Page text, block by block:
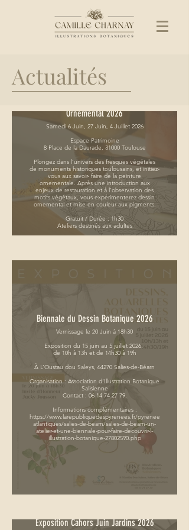
Actualités
Ornemental 2026
Samedi 6 Juin, 27 Juin, 4 Juillet 2026
Espace Patrimoine
8 Place de la Daurade, 31000 Toulouse
Plongez dans l’univers des fresques végétales
de monuments historiques toulousains, et initiez-
vous aux savoir- faire de la peinture
ornementale. Après une introduction aux
enjeux de restauration et à l’observation des
motifs végétaux, vous expérimenterez dessin
ornemental et mise en couleur aux pigments.
Gratuit / Durée : 1h30
Ateliers destinés aux adultes
Biennale du Dessin Botanique 2026
Vernissage le 20 Juin à 18h30
Exposition du 15 juin au 5 juillet 2026,
de 10h à 13h et de 14h30 à 19h
À L’Oustau dou Saleys, 64270 Salies-de-Béarn
Organisation : Association d’Illustration Botanique
Salisienne
Contact : 06 14 74 27 79.
Informations complémentaires :
https://www.larepubliquedespyrenees.fr/pyrenees-
atlantiques/salies-de-bearn/salies-de-bearn-un-
atelier-et-une-biennale-pour-faire-decouvrir-l-
illustration-botanique-27802590.php
Exposition Cahors Juin Jardins 2026